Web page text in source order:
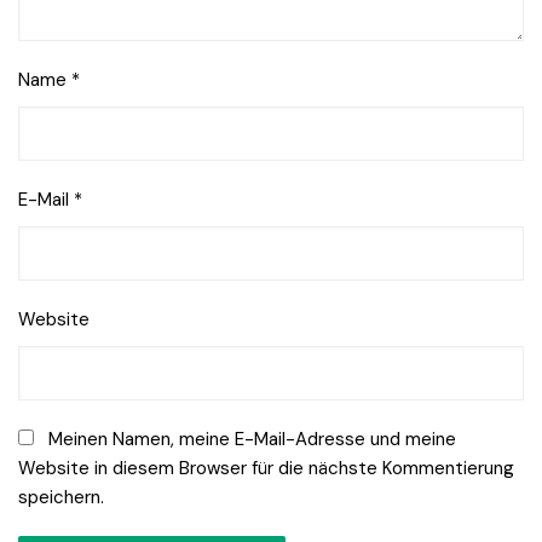
Name *
E-Mail *
Website
Meinen Namen, meine E-Mail-Adresse und meine
Website in diesem Browser für die nächste Kommentierung
speichern.